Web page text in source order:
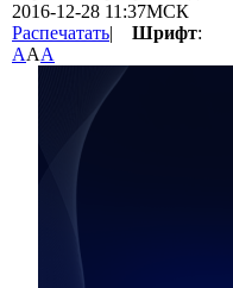
2016-12-28 11:37МСК
Распечатать| Шрифт:
AAA